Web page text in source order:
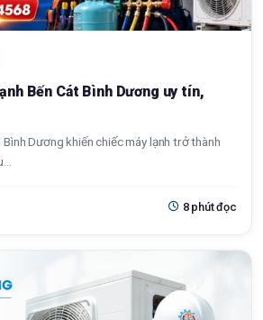
Bến Cát Bình Dương uy tín,
Dương khiến chiếc máy lạnh trở thành
8 phút đọc